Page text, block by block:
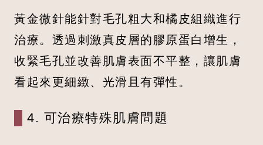
黃金微針能針對毛孔粗大和橘皮組織進行
治療。透過刺激真皮層的膠原蛋白增生，
收緊毛孔並改善肌膚表面不平整，讓肌膚
看起來更細緻、光滑且有彈性。
4. 可治療特殊肌膚問題